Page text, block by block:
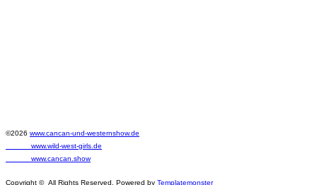
©2026 www.cancan-und-westernshow.de
www.wild-west-girls.de
www.cancan.show
Copyright © All Rights Reserved. Powered by Templatemonster